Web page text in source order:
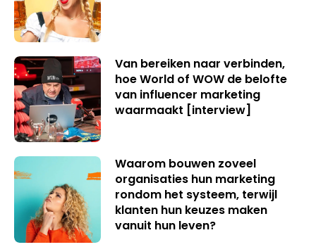
Van bereiken naar verbinden,
hoe World of WOW de belofte
van influencer marketing
waarmaakt [interview]
Waarom bouwen zoveel
organisaties hun marketing
rondom het systeem, terwijl
klanten hun keuzes maken
vanuit hun leven?